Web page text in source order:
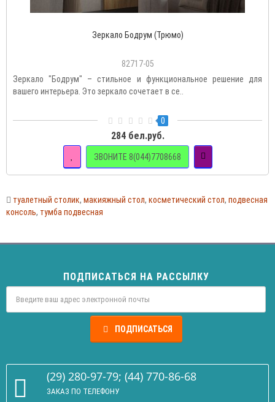
Зеркало Бодрум (Трюмо)
82717-05
Зеркало "Бодрум" – стильное и функциональное решение для
вашего интерьера. Это зеркало сочетает в се..
0
284 бел.руб.
ЗВОНИТЕ 8(044)7708668
туалетный столик, макияжный стол, косметический стол, подвесная
консоль, тумба подвесная
ПОДПИСАТЬСЯ НА РАССЫЛКУ
ПОДПИСАТЬСЯ
(29) 280-97-79; (44) 770-86-68
ЗАКАЗ ПО ТЕЛЕФОНУ